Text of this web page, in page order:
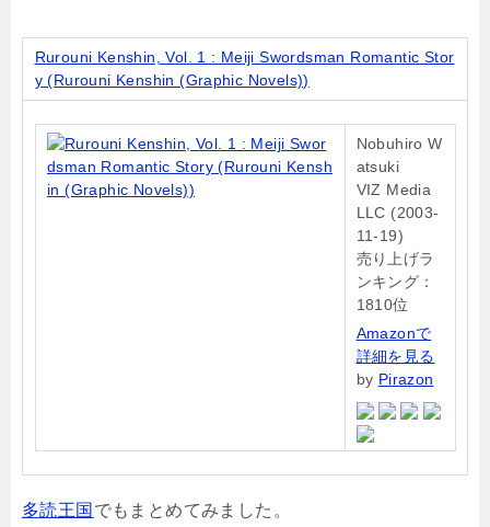
Rurouni Kenshin, Vol. 1 : Meiji Swordsman Romantic Stor
y (Rurouni Kenshin (Graphic Novels))
Nobuhiro W
atsuki
VIZ Media
LLC (2003-
11-19)
売り上げラ
ンキング：
1810位
Amazonで
詳細を見る
by Pirazon
多読王国 でもまとめてみました。